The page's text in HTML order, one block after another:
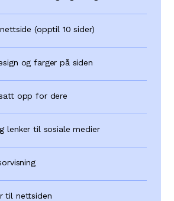
(opptil 10 sider)
og farger på siden
opp for dere
lenker til sosiale medier
til nettsiden